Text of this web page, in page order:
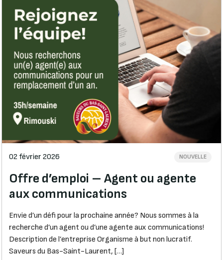
02 février 2026 NOUVELLE
Offre d’emploi – Agent ou agente
aux communications
Envie d’un défi pour la prochaine année? Nous sommes à la
recherche d’un agent ou d’une agente aux communications!
Description de l’entreprise Organisme à but non lucratif.
Saveurs du Bas-Saint-Laurent, […]